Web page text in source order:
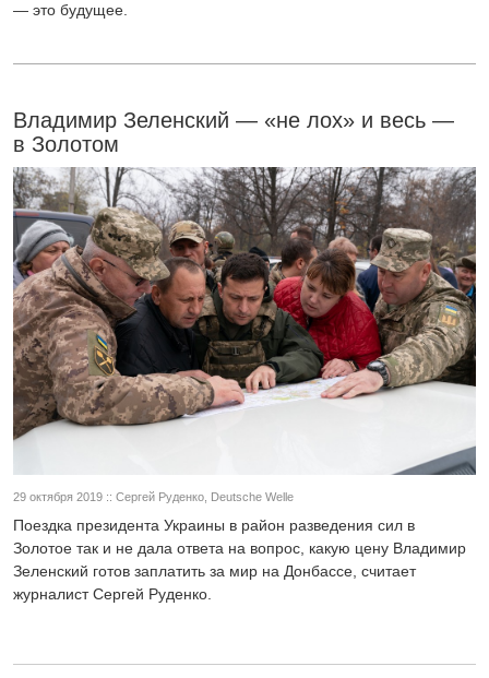
— это будущее.
Владимир Зеленский — «не лох» и весь —
в Золотом
29 октября 2019 :: Сергей Руденко, Deutsche Welle
Поездка президента Украины в район разведения сил в
Золотое так и не дала ответа на вопрос, какую цену Владимир
Зеленский готов заплатить за мир на Донбассе, считает
журналист Сергей Руденко.